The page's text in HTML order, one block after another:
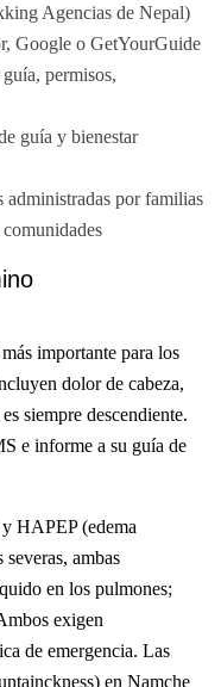
Agencias de Nepal)
Google o GetYourGuide
permisos,
guía y bienestar
administradas por familias
importante para los
dolor de cabeza,
siempre descendiente.
e informe a su guía de
HAPEP (edema
ambas
en los pulmones;
exigen
de emergencia. Las
en Namche